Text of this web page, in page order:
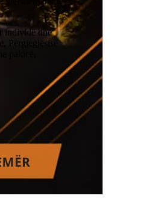
individë dhe
Përgjegjësisë
pakicë,